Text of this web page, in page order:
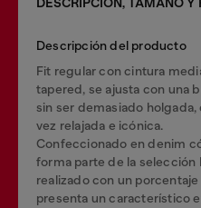
DESCRIPCIÓN, TAMAÑO Y
Descripción del producto
Fit regular con cintura
tapered, se ajusta con una
sin ser demasiado holgada,
vez relajada e icónica.
Confeccionado en denim
forma parte de la selección
realizado con un
presenta un característico